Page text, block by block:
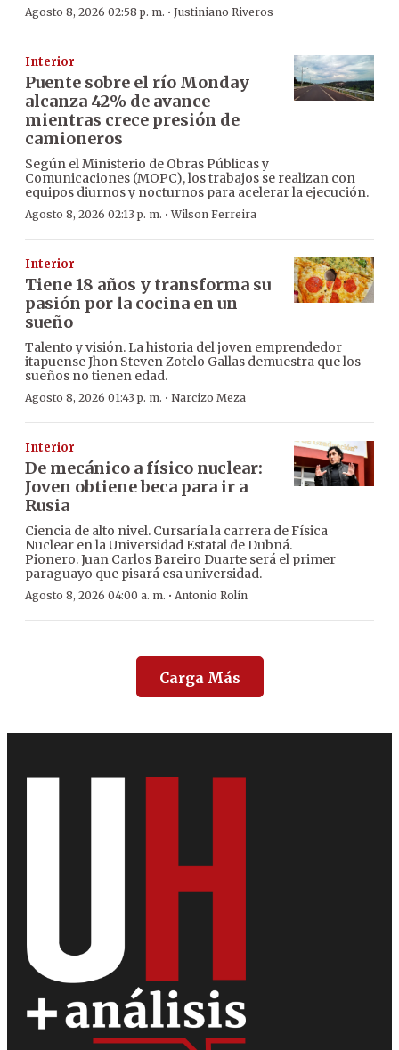
Agosto 8, 2026 02:58 p. m. · Justiniano Riveros
Interior
Puente sobre el río Monday
alcanza 42% de avance
mientras crece presión de
camioneros
Según el Ministerio de Obras Públicas y
Comunicaciones (MOPC), los trabajos se realizan con
equipos diurnos y nocturnos para acelerar la ejecución.
Agosto 8, 2026 02:13 p. m. ·Wilson Ferreira
Interior
Tiene 18 años y transforma su
pasión por la cocina en un
sueño
Talento y visión. La historia del joven emprendedor
itapuense Jhon Steven Zotelo Gallas demuestra que los
sueños no tienen edad.
Agosto 8, 2026 01:43 p. m. · Narcizo Meza
Interior
De mecánico a físico nuclear:
Joven obtiene beca para ir a
Rusia
Ciencia de alto nivel. Cursaría la carrera de Física
Nuclear en la Universidad Estatal de Dubná.
Pionero. Juan Carlos Bareiro Duarte será el primer
paraguayo que pisará esa universidad.
Agosto 8, 2026 04:00 a. m. · Antonio Rolín
Carga Más